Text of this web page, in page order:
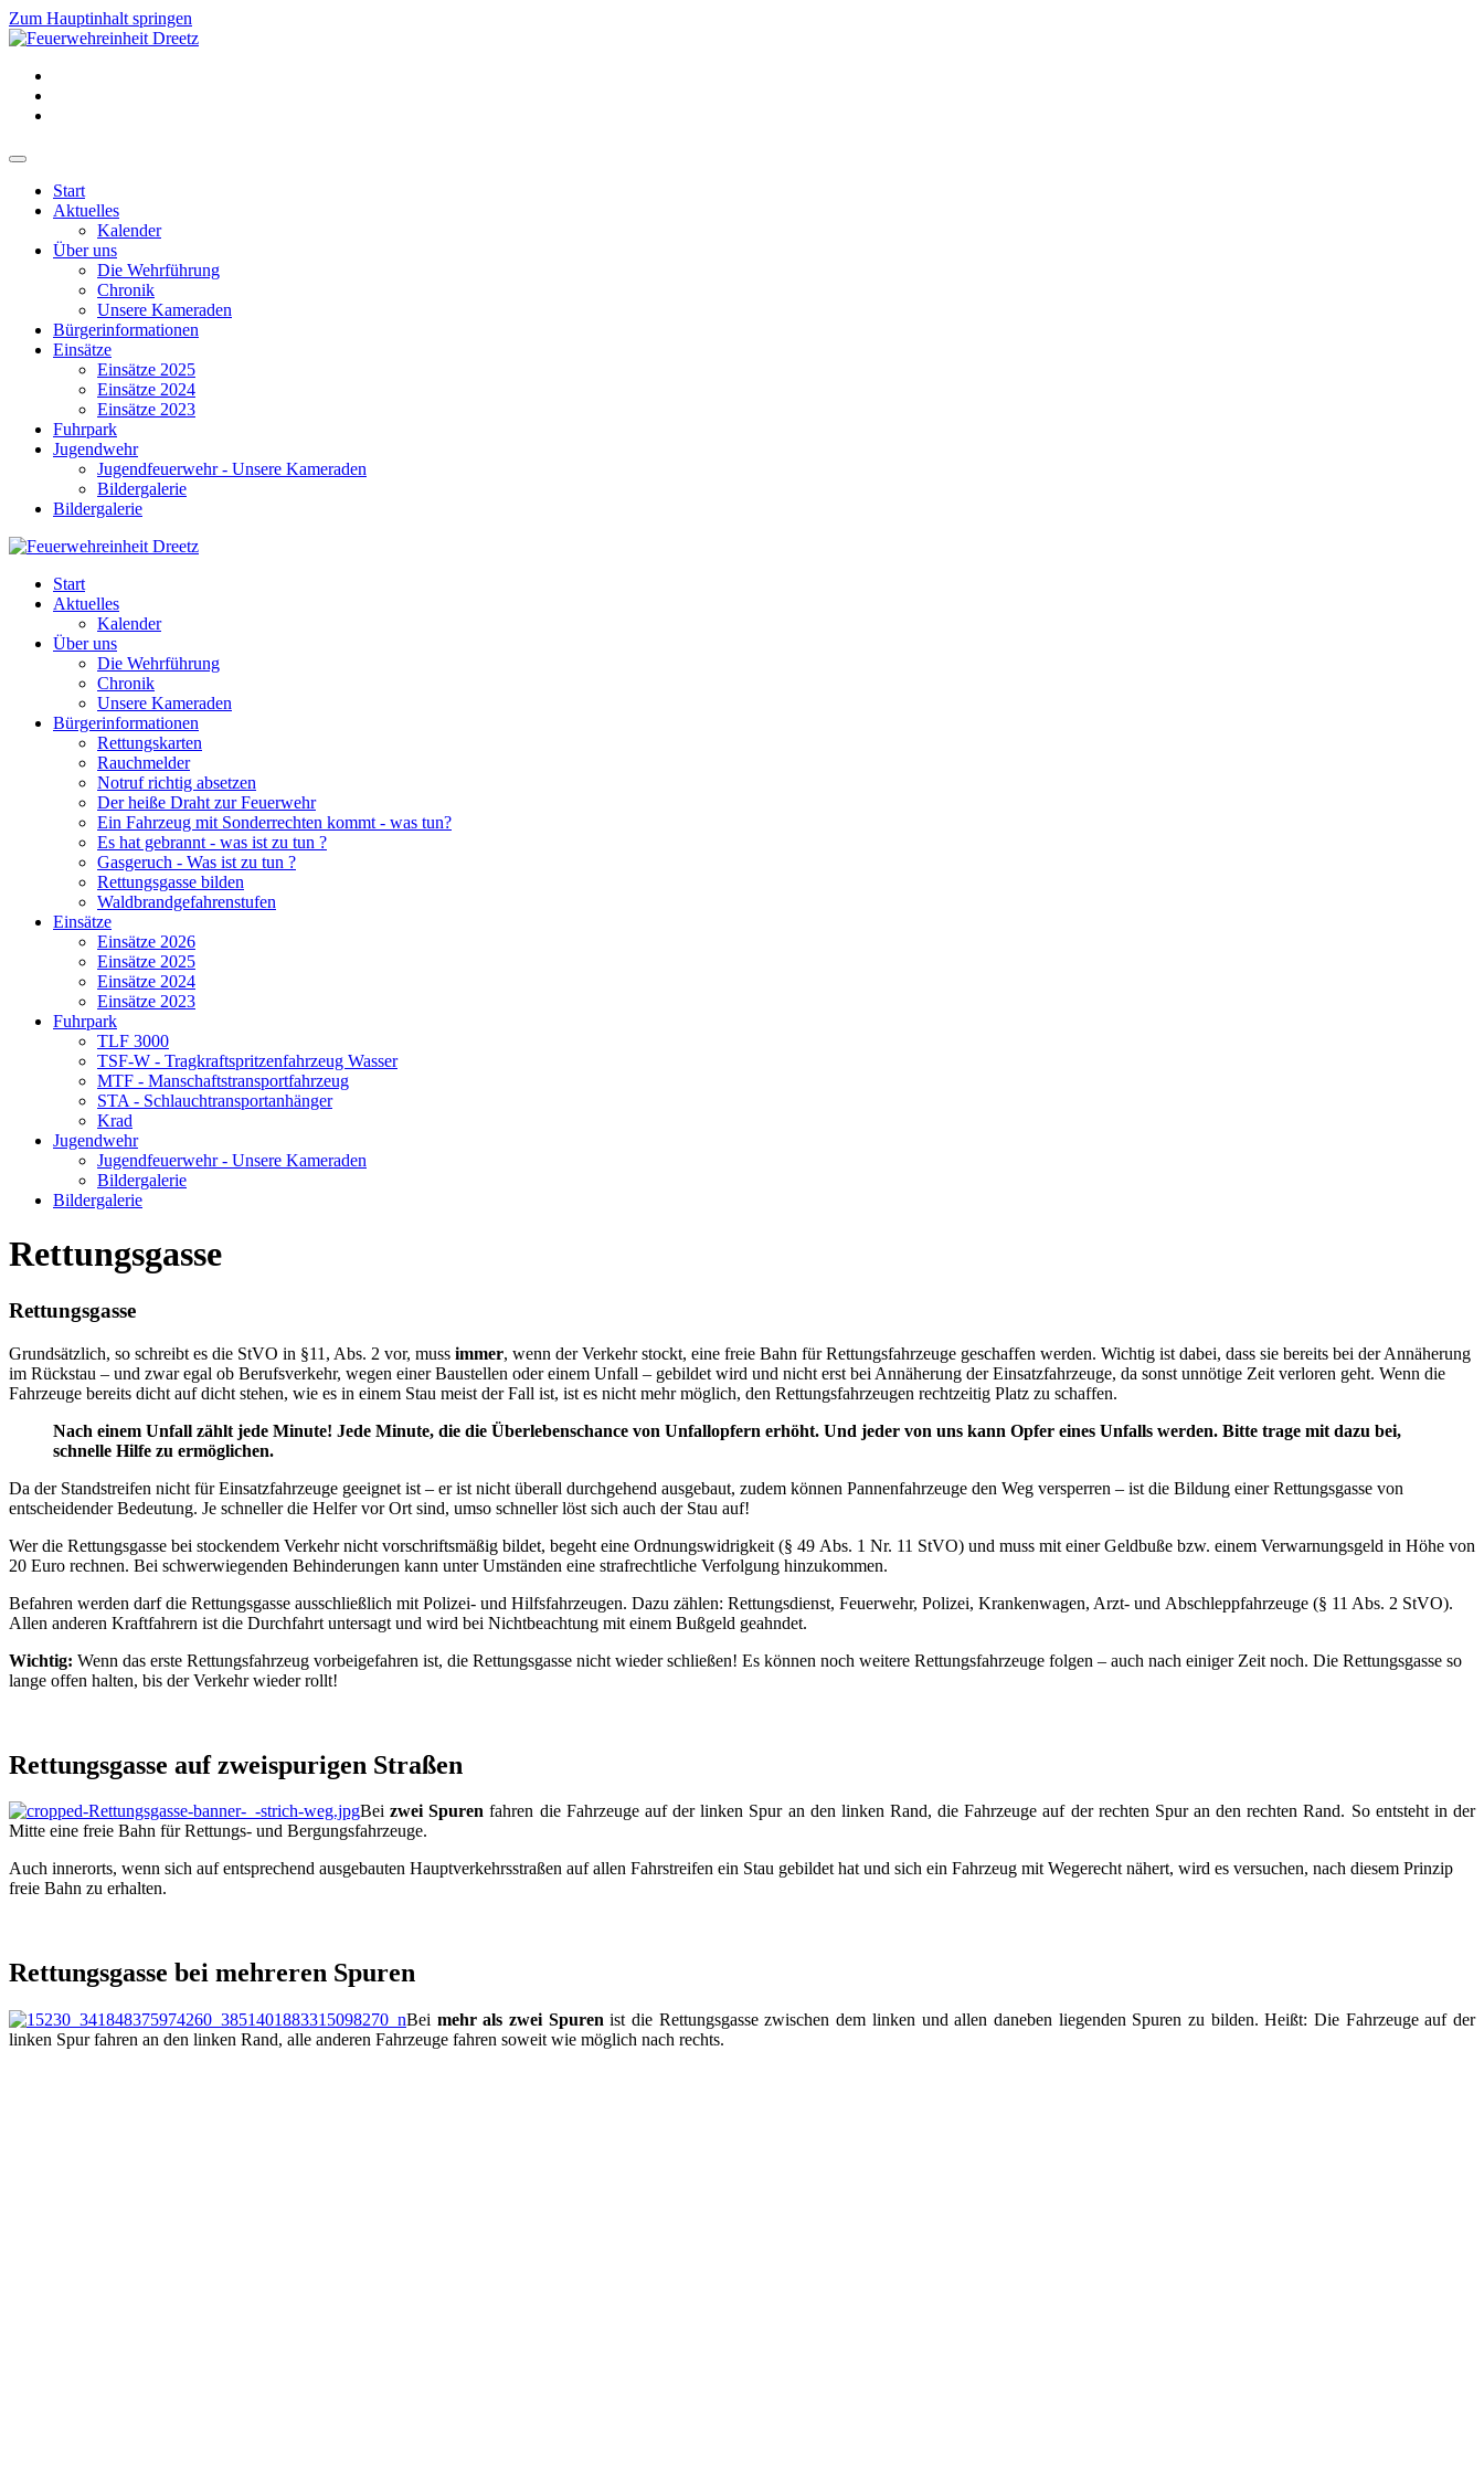
Zum Hauptinhalt springen
Start
Aktuelles
Kalender
Über uns
Die Wehrführung
Chronik
Unsere Kameraden
Bürgerinformationen
Einsätze
Einsätze 2025
Einsätze 2024
Einsätze 2023
Fuhrpark
Jugendwehr
Jugendfeuerwehr - Unsere Kameraden
Bildergalerie
Bildergalerie
Start
Aktuelles
Kalender
Über uns
Die Wehrführung
Chronik
Unsere Kameraden
Bürgerinformationen
Rettungskarten
Rauchmelder
Notruf richtig absetzen
Der heiße Draht zur Feuerwehr
Ein Fahrzeug mit Sonderrechten kommt - was tun?
Es hat gebrannt - was ist zu tun ?
Gasgeruch - Was ist zu tun ?
Rettungsgasse bilden
Waldbrandgefahrenstufen
Einsätze
Einsätze 2026
Einsätze 2025
Einsätze 2024
Einsätze 2023
Fuhrpark
TLF 3000
TSF-W - Tragkraftspritzenfahrzeug Wasser
MTF - Manschaftstransportfahrzeug
STA - Schlauchtransportanhänger
Krad
Jugendwehr
Jugendfeuerwehr - Unsere Kameraden
Bildergalerie
Bildergalerie
Rettungsgasse
Rettungsgasse
Grundsätzlich, so schreibt es die StVO in §11, Abs. 2 vor, muss immer, wenn der Verkehr stockt, eine freie Bahn für Rettungsfahrzeuge geschaffen werden. Wichtig ist dabei, dass sie bereits bei der Annäherung
im Rückstau – und zwar egal ob Berufsverkehr, wegen einer Baustellen oder einem Unfall – gebildet wird und nicht erst bei Annäherung der Einsatzfahrzeuge, da sonst unnötige Zeit verloren geht. Wenn die
Fahrzeuge bereits dicht auf dicht stehen, wie es in einem Stau meist der Fall ist, ist es nicht mehr möglich, den Rettungsfahrzeugen rechtzeitig Platz zu schaffen.
Nach einem Unfall zählt jede Minute! Jede Minute, die die Überlebenschance von Unfallopfern erhöht. Und jeder von uns kann Opfer eines Unfalls werden. Bitte trage mit dazu bei,
schnelle Hilfe zu ermöglichen.
Da der Standstreifen nicht für Einsatzfahrzeuge geeignet ist – er ist nicht überall durchgehend ausgebaut, zudem können Pannenfahrzeuge den Weg versperren – ist die Bildung einer Rettungsgasse von
entscheidender Bedeutung. Je schneller die Helfer vor Ort sind, umso schneller löst sich auch der Stau auf!
Wer die Rettungsgasse bei stockendem Verkehr nicht vorschriftsmäßig bildet, begeht eine Ordnungswidrigkeit (§ 49 Abs. 1 Nr. 11 StVO) und muss mit einer Geldbuße bzw. einem Verwarnungsgeld in Höhe von
20 Euro rechnen. Bei schwerwiegenden Behinderungen kann unter Umständen eine strafrechtliche Verfolgung hinzukommen.
Befahren werden darf die Rettungsgasse ausschließlich mit Polizei- und Hilfsfahrzeugen. Dazu zählen: Rettungsdienst, Feuerwehr, Polizei, Krankenwagen, Arzt- und Abschleppfahrzeuge (§ 11 Abs. 2 StVO).
Allen anderen Kraftfahrern ist die Durchfahrt untersagt und wird bei Nichtbeachtung mit einem Bußgeld geahndet.
Wichtig: Wenn das erste Rettungsfahrzeug vorbeigefahren ist, die Rettungsgasse nicht wieder schließen! Es können noch weitere Rettungsfahrzeuge folgen – auch nach einiger Zeit noch. Die Rettungsgasse so
lange offen halten, bis der Verkehr wieder rollt!
Rettungsgasse auf zweispurigen Straßen
Beizwei Spuren fahren die Fahrzeuge auf der linken Spur an den linken Rand, die Fahrzeuge auf der rechten Spur an den rechten Rand. So entsteht in der
Mitte eine freie Bahn für Rettungs- und Bergungsfahrzeuge.
Auch innerorts, wenn sich auf entsprechend ausgebauten Hauptverkehrsstraßen auf allen Fahrstreifen ein Stau gebildet hat und sich ein Fahrzeug mit Wegerecht nähert, wird es versuchen, nach diesem Prinzip
freie Bahn zu erhalten.
Rettungsgasse bei mehreren Spuren
Bei mehr als zwei Spuren ist die Rettungsgasse zwischen dem linken und allen daneben liegenden Spuren zu bilden. Heißt: Die Fahrzeuge auf der
linken Spur fahren an den linken Rand, alle anderen Fahrzeuge fahren soweit wie möglich nach rechts.